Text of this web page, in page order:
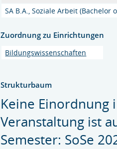
SA B.A., Soziale Arbeit (Bachelor
Zuordnung zu Einrichtungen
Bildungswissenschaften
Strukturbaum
Keine Einordnung
Veranstaltung ist
Semester: SoSe